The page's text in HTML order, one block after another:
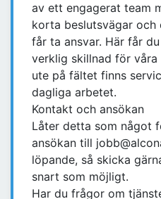
av ett engagerat team
korta beslutsvägar och
får ta ansvar. Här får
verklig skillnad för
ute på fältet finns
dagliga arbetet.
Kontakt och ansökan
Låter detta som något
ansökan till
löpande, så skicka
snart som möjligt.
Har du frågor om